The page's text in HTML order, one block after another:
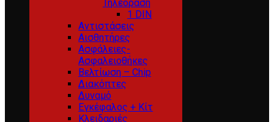
Τηλεοραση
1 DIN
Αντιστάσεις
Αισθητήρες
Ασφάλειες-
Ασφαλειοθήκες
Βελτίωση – Chip
Διακόπτες
Δυναμό
Εγκέφαλος + Κίτ
Κλειδαριές